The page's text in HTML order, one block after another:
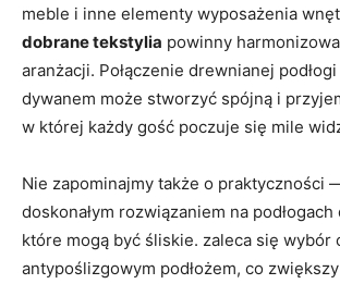
meble i ⁢inne elementy‌ wyposażenia
dobrane tekstylia ‌powinny
aranżacji. Połączenie drewnianej
dywanem może stworzyć spójną i⁣
w której każdy gość poczuje się mile
Nie zapominajmy także o praktyczności
doskonałym rozwiązaniem na
które mogą być śliskie.⁣ zaleca się wybór
antypoślizgowym podłożem, co zwiększy